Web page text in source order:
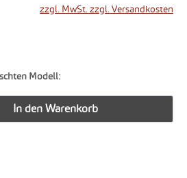
zzgl. MwSt. zzgl. Versandkosten
Modell:
Wert ein
In den Warenkorb